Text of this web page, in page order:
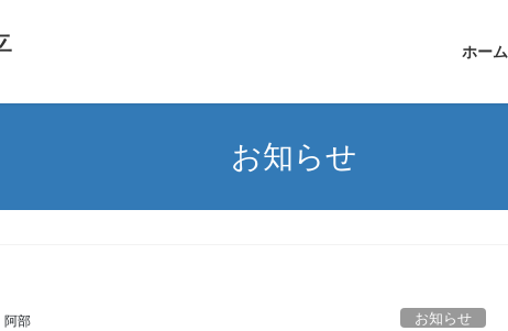
ホーム
お知らせ
阿部 お知らせ